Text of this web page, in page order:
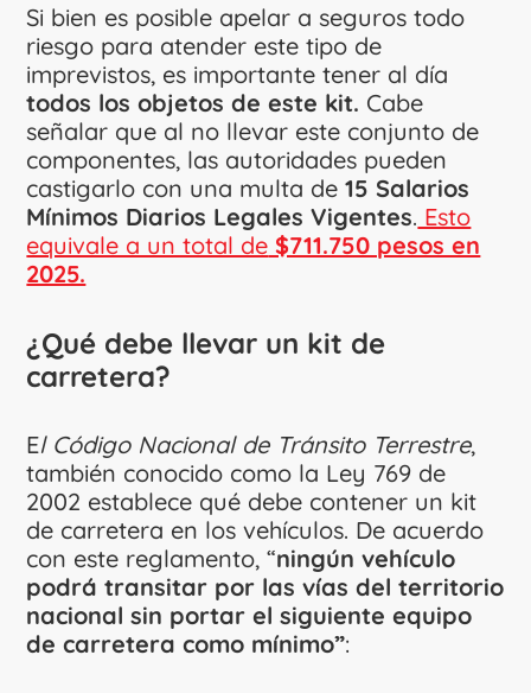
Si bien es posible apelar a seguros todo
riesgo para atender este tipo de
imprevistos, es importante tener al día
todos los objetos de este kit. Cabe
señalar que al no llevar este conjunto de
componentes, las autoridades pueden
castigarlo con una multa de15 Salarios
Mínimos Diarios Legales Vigentes. Esto
equivale a un total de $711.750 pesos en
2025.
¿Qué debe llevar un kit de
carretera?
El Código Nacional de Tránsito Terrestre,
también conocido como la Ley 769 de
2002 establece qué debe contener un kit
de carretera en los vehículos. De acuerdo
con este reglamento, “ningún vehículo
podrá transitar por las vías del territorio
nacional sin portar el siguiente equipo
de carretera como mínimo”: